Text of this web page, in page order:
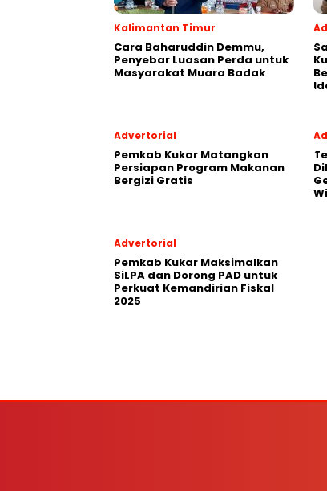
Kalimantan Timur
Cara Baharuddin Demmu,
Penyebar Luasan Perda untuk
Masyarakat Muara Badak
Advertorial
Pemkab Kukar Matangkan
Persiapan Program Makanan
Bergizi Gratis
Advertorial
Pemkab Kukar Maksimalkan
SiLPA dan Dorong PAD untuk
Perkuat Kemandirian Fiskal
2025